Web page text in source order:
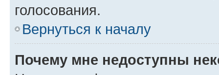
голосования.
Вернуться к началу
Почему мне недоступны